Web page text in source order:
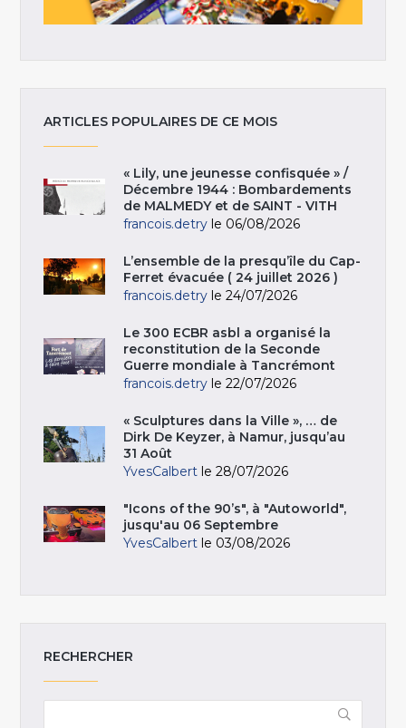
ARTICLES POPULAIRES DE CE MOIS
« Lily, une jeunesse confisquée » /
Décembre 1944 : Bombardements
de MALMEDY et de SAINT - VITH
francois.detry le 06/08/2026
L’ensemble de la presqu’île du Cap-
Ferret évacuée ( 24 juillet 2026 )
francois.detry le 24/07/2026
Le 300 ECBR asbl a organisé la
reconstitution de la Seconde
Guerre mondiale à Tancrémont
francois.detry le 22/07/2026
« Sculptures dans la Ville », … de
Dirk De Keyzer, à Namur, jusqu’au
31 Août
YvesCalbert le 28/07/2026
"Icons of the 90’s", à "Autoworld",
jusqu'au 06 Septembre
YvesCalbert le 03/08/2026
RECHERCHER